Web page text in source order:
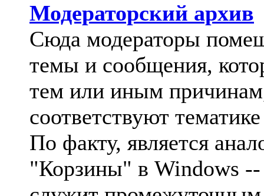
Модераторский архив
Сюда модераторы
темы и сообщения,
тем или иным
соответствуют
По факту, является
"Корзины" в Windows --